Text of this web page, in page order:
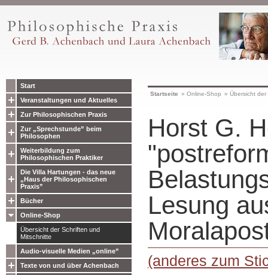
Start
Veranstaltungen und Aktuelles
Zur Philosophischen Praxis
Zur „Sprechstunde” beim
Philosophen
Weiterbildung zum
Philosophischen Praktiker
Die Villa Hartungen - das neue
„Haus der Philosophischen
Praxis”
Bücher
Online-Shop
Übersicht der Schriften und
Mitschnitte
Audio-visuelle Medien „online”
Texte von und über Achenbach
Startseite » Online-Shop » Übersicht
Horst G.
Lesung
(anderes zum